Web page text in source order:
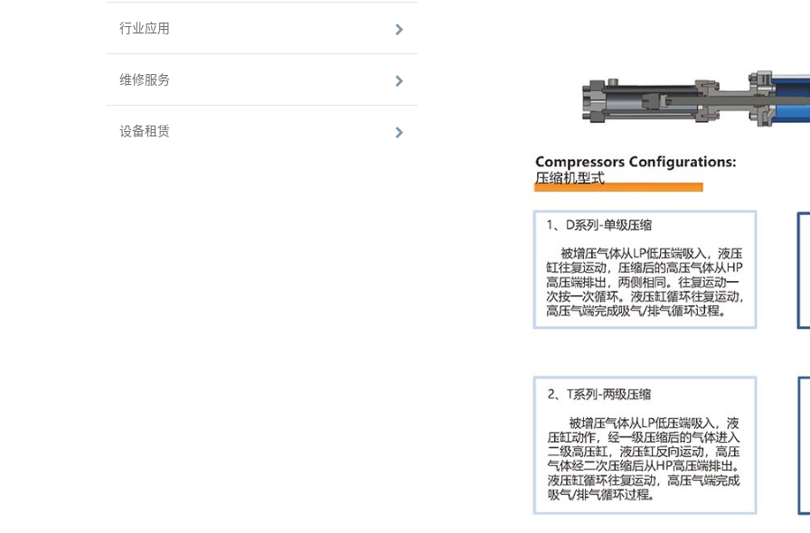
行业应用
维修服务
设备租赁